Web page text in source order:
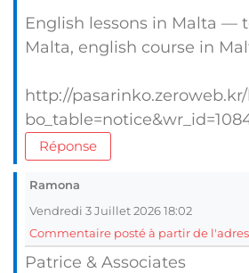
English lessons in Malta —
Malta, english course in
http://
Réponse
Ramona
Vendredi 3 Juillet 2026 18:02
Commentaire posté à partir de
Patrice & Associates